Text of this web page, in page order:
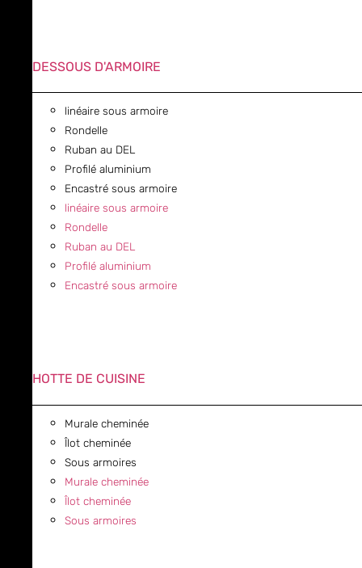
DESSOUS D'ARMOIRE
linéaire sous armoire
Rondelle
Ruban au DEL
Profilé aluminium
Encastré sous armoire
linéaire sous armoire
Rondelle
Ruban au DEL
Profilé aluminium
Encastré sous armoire
HOTTE DE CUISINE
Murale cheminée
Îlot cheminée
Sous armoires
Murale cheminée
Îlot cheminée
Sous armoires